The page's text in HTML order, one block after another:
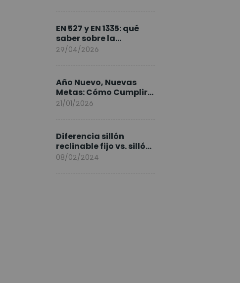
EN 527 y EN 1335: qué
saber sobre la
normativa de los
29/04/2026
Año Nuevo, Nuevas
Metas: Cómo Cumplir
tus Objetivos Fitness
21/01/2026
Diferencia sillón
reclinable fijo vs. sillón
elevable
08/02/2024